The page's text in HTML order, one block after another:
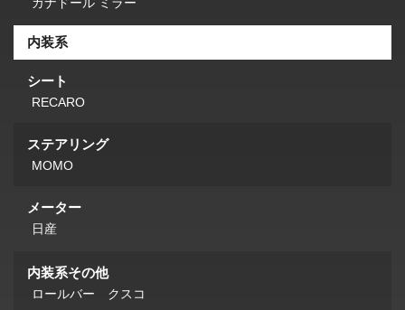
内装系
シート
RECARO
ステアリング
MOMO
メーター
日産
内装系その他
ロールバー クスコ